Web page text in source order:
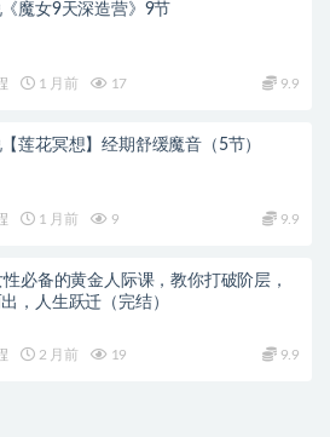
魔女9天深造营》9节
1 月前 17 9.9
莲花冥想】经期舒缓魔音（5节）
1 月前 9 9.9
性必备的黄金人际课，教你打破阶层，
，人生跃迁（完结）
2 月前 19 9.9